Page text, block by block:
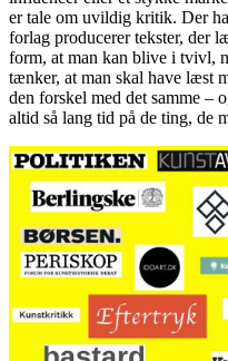
er tale om uvildig kritik. Der
forlag producerer tekster, der
form, at man kan blive i tvivl,
tænker, at man skal have læst
den forskel med det samme –
altid så lang tid på de ting, de